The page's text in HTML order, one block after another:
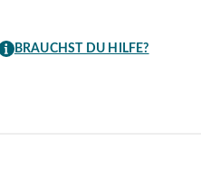
Menge
BRAUCHST DU HILFE?